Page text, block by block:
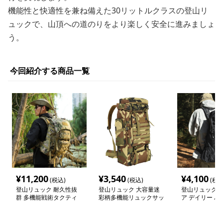
機能性と快適性を兼ね備えた30リットルクラスの登山リ
ュックで、山頂への道のりをより楽しく安全に進みましょ
う。
今回紹介する商品一覧
¥11,200(税込)
登山リュック 耐久性抜
群 多機能戦術タクティ
¥3,540(税込)
登山リュック 大容量迷
彩柄多機能リュックサッ
¥4,100(税
登山リュック
ア デイリー バ